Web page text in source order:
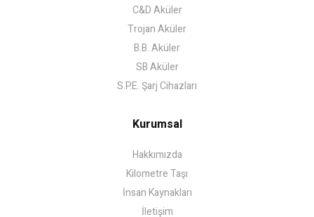
C&D Aküler
Trojan Aküler
B.B. Aküler
SB Aküler
S.P.E. Şarj Cihazları
Kurumsal
Hakkımızda
Kilometre Taşı
İnsan Kaynakları
İletişim